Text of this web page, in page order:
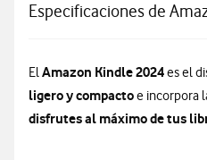
Especificaciones de
ElAmazon Kindle 2024es el
ligero y compactoe incorpora
disfrutes al máximo de tus